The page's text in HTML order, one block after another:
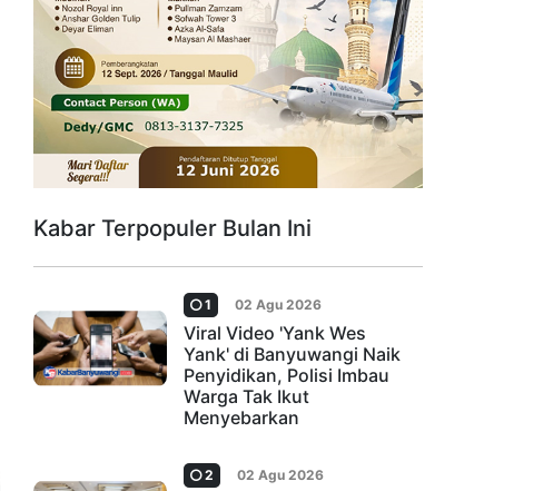
Kabar Terpopuler Bulan Ini
1 02 Agu 2026
Viral Video 'Yank Wes
Yank' di Banyuwangi Naik
Penyidikan, Polisi Imbau
Warga Tak Ikut
Menyebarkan
2 02 Agu 2026